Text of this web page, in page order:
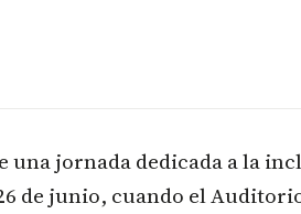
una jornada dedicada a la
de junio, cuando el